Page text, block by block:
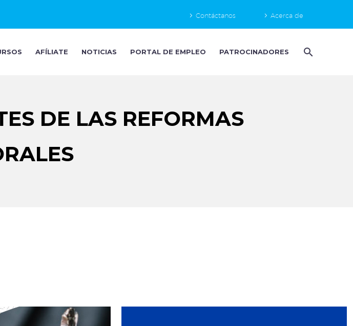
Contáctanos Acerca de
AFÍLIATE NOTICIAS PORTAL DE EMPLEO PATROCINADORES
DE LAS REFORMAS